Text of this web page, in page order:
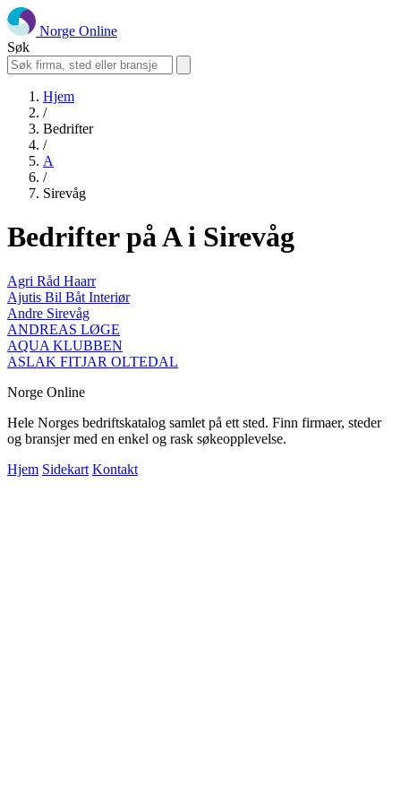
Norge Online
Søk
Hjem
/
Bedrifter
/
A
/
Sirevåg
Bedrifter på A i Sirevåg
Agri Råd Haarr
Ajutis Bil Båt Interiør
Andre Sirevåg
ANDREAS LØGE
AQUA KLUBBEN
ASLAK FITJAR OLTEDAL
Norge Online
Hele Norges bedriftskatalog samlet på ett sted. Finn firmaer, steder
og bransjer med en enkel og rask søkeopplevelse.
Hjem Sidekart Kontakt